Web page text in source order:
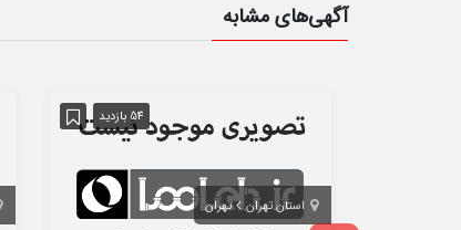
آگهی‌های مشابه
54 بازدید
استان تهران تهران